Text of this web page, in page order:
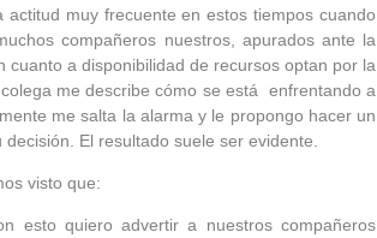
muy frecuente en estos tiempos cuando
compañeros nuestros, apurados ante la
a disponibilidad de recursos optan por la
me describe cómo se está enfrentando a
me salta la alarma y le propongo hacer un
El resultado suele ser evidente.
visto que:
esto quiero advertir a nuestros compañeros